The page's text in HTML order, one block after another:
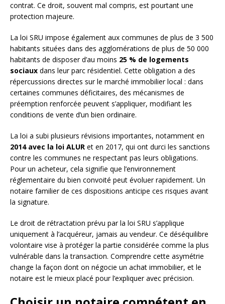
contrat. Ce droit, souvent mal compris, est pourtant une
protection majeure.
La loi SRU impose également aux communes de plus de 3 500
habitants situées dans des agglomérations de plus de 50 000
habitants de disposer d’au moins 25 % de logements
sociaux dans leur parc résidentiel. Cette obligation a des
répercussions directes sur le marché immobilier local : dans
certaines communes déficitaires, des mécanismes de
préemption renforcée peuvent s’appliquer, modifiant les
conditions de vente d’un bien ordinaire.
La loi a subi plusieurs révisions importantes, notamment en
2014 avec la loi ALUR et en 2017, qui ont durci les sanctions
contre les communes ne respectant pas leurs obligations.
Pour un acheteur, cela signifie que l’environnement
réglementaire du bien convoité peut évoluer rapidement. Un
notaire familier de ces dispositions anticipe ces risques avant
la signature.
Le droit de rétractation prévu par la loi SRU s’applique
uniquement à l’acquéreur, jamais au vendeur. Ce déséquilibre
volontaire vise à protéger la partie considérée comme la plus
vulnérable dans la transaction. Comprendre cette asymétrie
change la façon dont on négocie un achat immobilier, et le
notaire est le mieux placé pour l’expliquer avec précision.